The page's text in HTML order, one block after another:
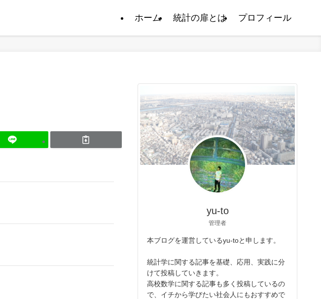
ホーム 統計の扉とは プロフィール
yu-to
管理者
本ブログを運営しているyu-toと申します。
統計学に関する記事を基礎、応用、実践に分
けて投稿していきます。
高校数学に関する記事も多く投稿しているの
で、イチから学びたい社会人にもおすすめで